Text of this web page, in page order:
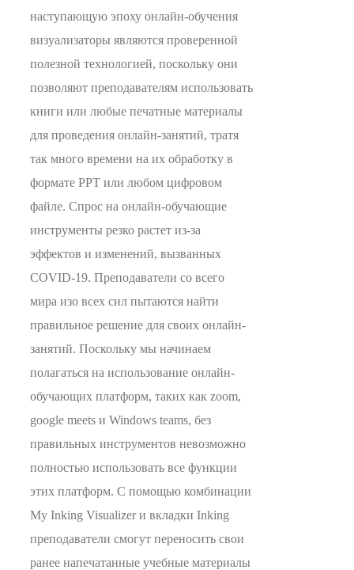
наступающую эпоху онлайн-обучения
визуализаторы являются проверенной
полезной технологией, поскольку они
позволяют преподавателям использовать
книги или любые печатные материалы
для проведения онлайн-занятий, тратя
так много времени на их обработку в
формате PPT или любом цифровом
файле. Спрос на онлайн-обучающие
инструменты резко растет из-за
эффектов и изменений, вызванных
COVID-19. Преподаватели со всего
мира изо всех сил пытаются найти
правильное решение для своих онлайн-
занятий. Поскольку мы начинаем
полагаться на использование онлайн-
обучающих платформ, таких как zoom,
google meets и Windows teams, без
правильных инструментов невозможно
полностью использовать все функции
этих платформ. С помощью комбинации
My Inking Visualizer и вкладки Inking
преподаватели смогут переносить свои
ранее напечатанные учебные материалы